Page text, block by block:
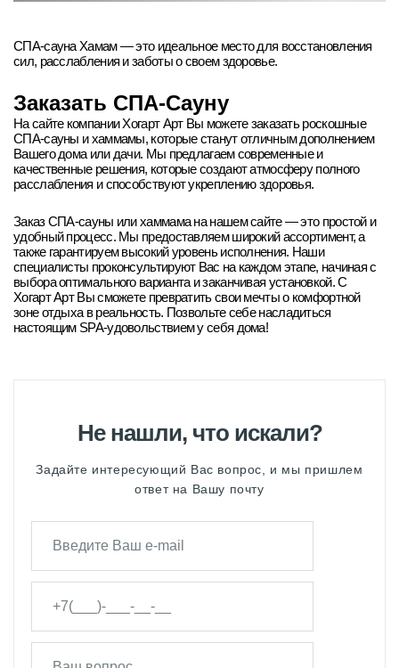
СПА-сауна Хамам — это идеальное место для восстановления
сил, расслабления и заботы о своем здоровье.
Заказать СПА-Сауну
На сайте компании Хогарт Арт Вы можете заказать роскошные
СПА-сауны и хаммамы, которые станут отличным дополнением
Вашего дома или дачи. Мы предлагаем современные и
качественные решения, которые создают атмосферу полного
расслабления и способствуют укреплению здоровья.
Заказ СПА-сауны или хаммама на нашем сайте — это простой и
удобный процесс. Мы предоставляем широкий ассортимент, а
также гарантируем высокий уровень исполнения. Наши
специалисты проконсультируют Вас на каждом этапе, начиная с
выбора оптимального варианта и заканчивая установкой. С
Хогарт Арт Вы сможете превратить свои мечты о комфортной
зоне отдыха в реальность. Позвольте себе насладиться
настоящим SPA-удовольствием у себя дома!
Не нашли, что искали?
Задайте интересующий Вас вопрос, и мы пришлем
ответ на Вашу почту